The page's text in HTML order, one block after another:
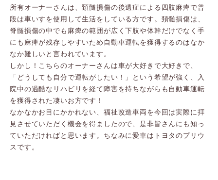
所有オーナーさんは、頚髄損傷の後遺症による四肢麻痺で普
段は車いすを使用して生活をしている方です。頚髄損傷は、
脊髄損傷の中でも麻痺の範囲が広く下肢や体幹だけでなく手
にも麻痺が残存しやすいため自動車運転を獲得するのはなか
なか難しいと言われています。
しかし！こちらのオーナーさんは車が大好きで大好きで、
「どうしても自分で運転がしたい！」という希望が強く、入
院中の過酷なリハビリを経て障害を持ちながらも自動車運転
を獲得された凄いお方です！
なかなかお目にかかれない、福祉改造車両を今回は実際に拝
見させていただく機会を得ましたので、是非皆さんにも知っ
ていただければと思います。ちなみに愛車はトヨタのプリウ
スです。